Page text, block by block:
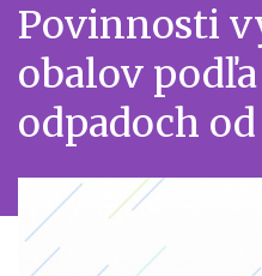
Povinnosti
obalov
odpadoch